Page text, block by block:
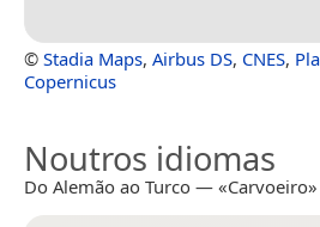
© Stadia Maps, Airbus DS, CNES,
Copernicus
Noutros idiomas
Do Alemão ao Turco —